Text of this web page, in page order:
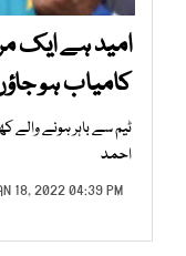
امید ہے ایک
کامیاب ہو
ٹیم سے باہر ہونے والے
احمد
18, 2022 04:39 PM |